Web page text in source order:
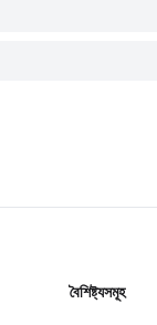
বৈশিষ্ট্যসমূহ